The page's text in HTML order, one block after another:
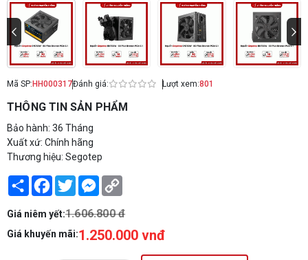
Mã SP: HH000317Đánh giá: Lượt xem:801
THÔNG TIN SẢN PHẨM
Bảo hành: 36 Tháng
Xuất xứ: Chính hãng
Thương hiệu: Segotep
Share Facebook
TwitterMessenger
Giá niêm yết:1.606.800 đ
Giá khuyến mãi:1.250.000 vnđ